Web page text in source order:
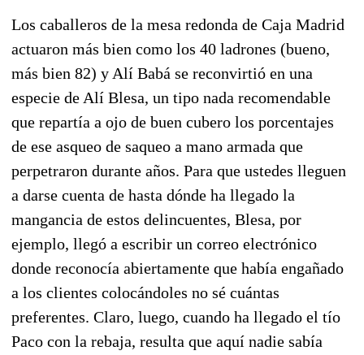
Los caballeros de la mesa redonda de Caja Madrid
actuaron más bien como los 40 ladrones (bueno,
más bien 82) y Alí Babá se reconvirtió en una
especie de Alí Blesa, un tipo nada recomendable
que repartía a ojo de buen cubero los porcentajes
de ese asqueo de saqueo a mano armada que
perpetraron durante años. Para que ustedes lleguen
a darse cuenta de hasta dónde ha llegado la
mangancia de estos delincuentes, Blesa, por
ejemplo, llegó a escribir un correo electrónico
donde reconocía abiertamente que había engañado
a los clientes colocándoles no sé cuántas
preferentes. Claro, luego, cuando ha llegado el tío
Paco con la rebaja, resulta que aquí nadie sabía